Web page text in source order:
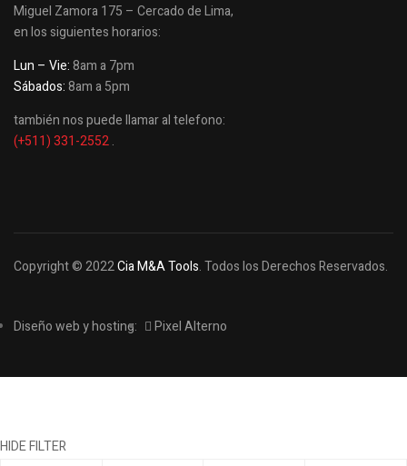
Miguel Zamora 175 – Cercado de Lima,
en los siguientes horarios:
Lun – Vie:8am a 7pm
Sábados:8am a 5pm
también nos puede llamar al telefono:
(+511) 331-2552.
Copyright © 2022Cia M&A Tools. Todos los Derechos Reservados.
Diseño web y hosting: Pixel Alterno
HIDE FILTER